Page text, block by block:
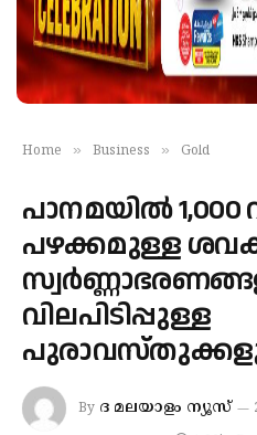
Home » Business » Gold
പാനമയിൽ
പഴക്കമുള്ള
വിലപിടിപ്പുള്ള
By ദ മലയാളം ന്യൂസ്